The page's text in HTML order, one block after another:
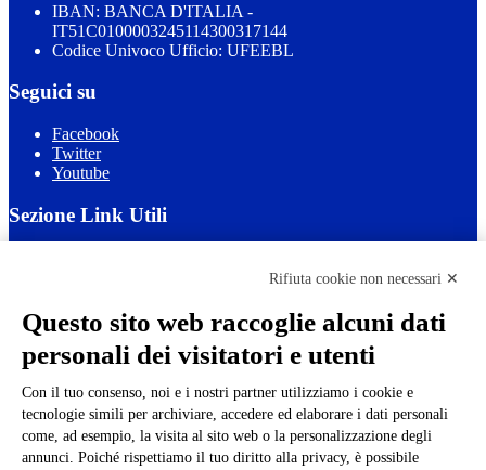
IBAN: BANCA D'ITALIA -
IT51C0100003245114300317144
Codice Univoco Ufficio: UFEEBL
Seguici su
Facebook
Twitter
Youtube
Sezione Link Utili
Ufficio Relazioni con il Pubblico
Dichiarazione di accessibilità
Obiettivi di accessibilità
Gestione consensi cookie
Amministrazione trasparente
Pagina visualizzata
1454 volte
Rifiuta cookie non necessari ✕
Questo sito web raccoglie alcuni dati
personali dei visitatori e utenti
Con il tuo consenso, noi e i nostri partner utilizziamo i cookie e
tecnologie simili per archiviare, accedere ed elaborare i dati personali
come, ad esempio, la visita al sito web o la personalizzazione degli
annunci. Poiché rispettiamo il tuo diritto alla privacy, è possibile